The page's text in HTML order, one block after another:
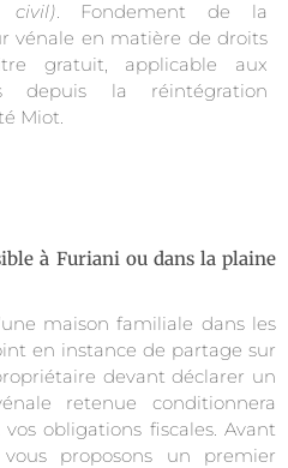
civil) . Fondement de la
vénale en matière de droits
gratuit, applicable aux
depuis la réintégration
Miot.
à Furiani ou dans la plaine
maison familiale dans les
en instance de partage sur
devant déclarer un
retenue conditionnera
obligations fiscales. Avant
proposons un premier